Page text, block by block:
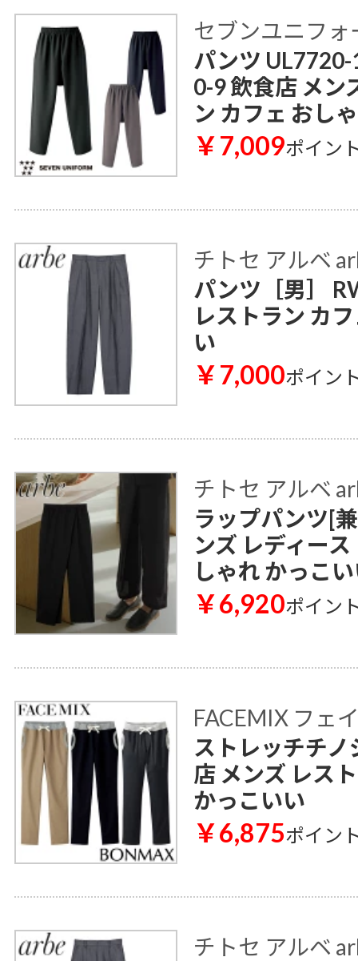
セブンユニフォ
パンツ
0-9 飲食店 メン
ン カフェ おし
￥7,009ポイン
チトセ アルベ
パンツ［男］
レストラン カ
い
￥7,000ポイン
チトセ アルベ
ラップパンツ[
ンズ レディー
しゃれ かっこ
￥6,920ポイン
FACEMIX フェ
ストレッチチノ
店 メンズ レス
かっこいい
￥6,875ポイン
チトセ アルベ